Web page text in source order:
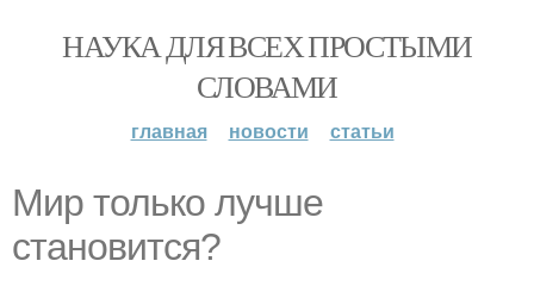
НАУКА ДЛЯ ВСЕХ ПРОСТЫМИ
СЛОВАМИ
главная новости статьи
Мир только лучше
становится?